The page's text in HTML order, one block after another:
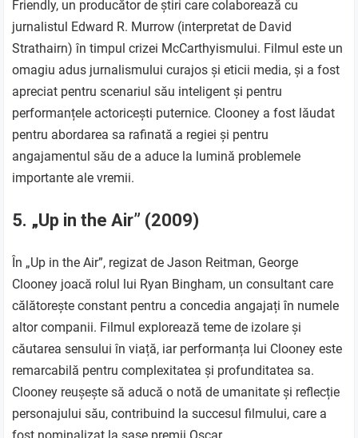
Friendly, un producător de știri care colaborează cu
jurnalistul Edward R. Murrow (interpretat de David
Strathairn) în timpul crizei McCarthyismului. Filmul este un
omagiu adus jurnalismului curajos și eticii media, și a fost
apreciat pentru scenariul său inteligent și pentru
performanțele actoricești puternice. Clooney a fost lăudat
pentru abordarea sa rafinată a regiei și pentru
angajamentul său de a aduce la lumină problemele
importante ale vremii.
5. „Up in the Air” (2009)
În „Up in the Air”, regizat de Jason Reitman, George
Clooney joacă rolul lui Ryan Bingham, un consultant care
călătorește constant pentru a concedia angajați în numele
altor companii. Filmul explorează teme de izolare și
căutarea sensului în viață, iar performanța lui Clooney este
remarcabilă pentru complexitatea și profunditatea sa.
Clooney reușește să aducă o notă de umanitate și reflecție
personajului său, contribuind la succesul filmului, care a
fost nominalizat la șase premii Oscar.